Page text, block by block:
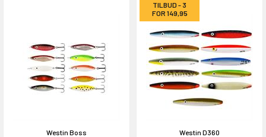
Westin Boss
TILBUD - 3
FOR 149,95
Westin D360